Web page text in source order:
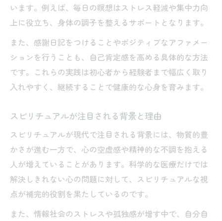
います。例えば、毎日の瞑想はストレス軽減や集中力向
上に役立ち、身体の調子を整えるサポートとなります。
また、感謝日記をつけることやポジティブなアファメー
ションを行うことも、自己肯定感を高める具体的な方法
です。これらの実践は初心者から経験者まで幅広く取り
入れやすく、継続することで健康的な心身を育みます。
スピリチュアルが注目される背景と理由
スピリチュアルが現代で注目される背景には、物質的豊
かさが進む一方で、心の空虚感や精神的な不調を抱える
人が増えていることがあります。科学的な医療だけでは
解決しきれない心の問題に対して、スピリチュアルな視
点が補完的役割を果たしているのです。
また、情報社会のストレスや孤独感が増す中で、自分自